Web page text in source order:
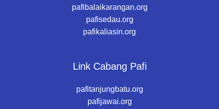
pafibalaikarangan.org
pafisedau.org
pafikaliasin.org
Link Cabang Pafi
pafitanjungbatu.org
pafijawai.org